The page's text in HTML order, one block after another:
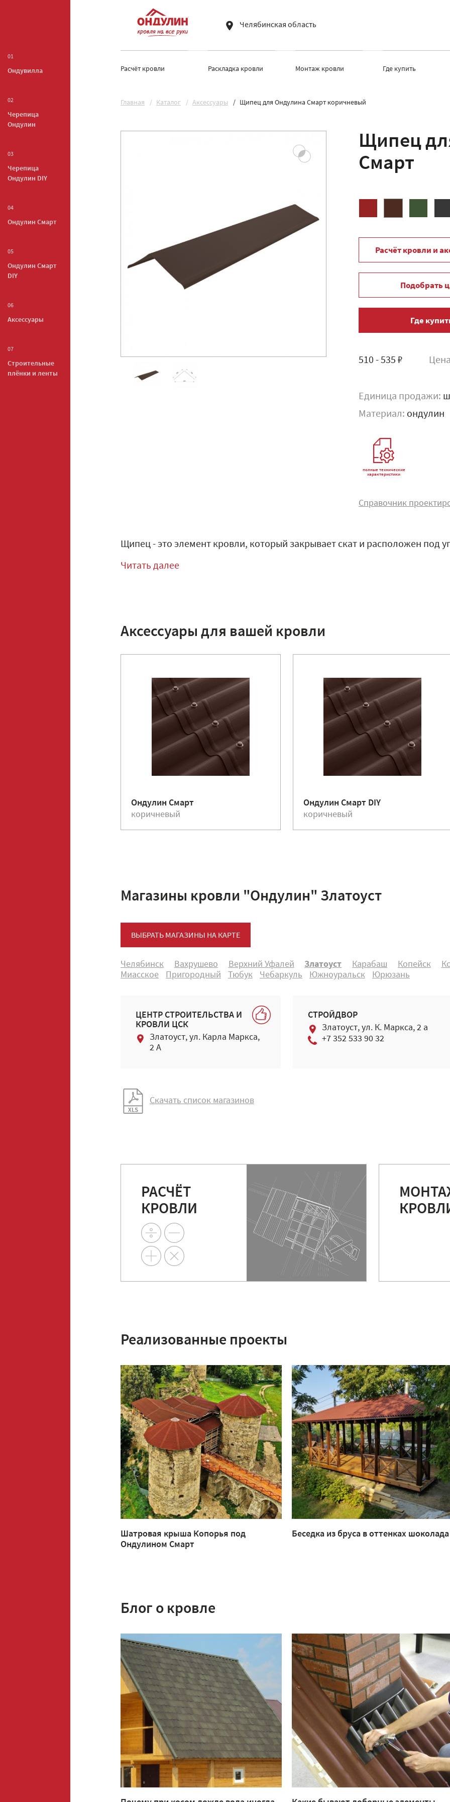
01
Ондувилла
02
Черепица
Ондулин
03
Черепица
Ондулин DIY
04
Ондулин Смарт
05
Ондулин Смарт
DIY
06
Аксессуары
07
Строительные
плёнки и ленты
Челябинская область
Расчёт кровли Раскладка кровли Монтаж кровли Где купить
Главная Каталог Аксессуары Щипец для Ондулина Смарт коричневый
Щипец
Смарт
Расчёт кровли и
Подобрать
Где
510 - 535 ₽
Единица продажи:
Материал: ондулин
полные технические
характеристики
Справочник
Щипец - это элемент кровли, который закрывает скат и расположен под
Читать далее
Аксессуары для вашей кровли
Ондулин Смарт
коричневый
Ондулин Смарт DIY
коричневый
Магазины кровли "Ондулин" Златоуст
ВЫБРАТЬ МАГАЗИНЫ НА КАРТЕ
Челябинск Вахрушево Верхний Уфалей Златоуст Карабаш Копейск
Миасское
Пригородный Тюбук Чебаркуль Южноуральск Юрюзань
ЦЕНТР СТРОИТЕЛЬСТВА И
КРОВЛИ ЦСК
Златоуст, ул. Карла Маркса,
2 А
СТРОЙДВОР
Златоуст, ул. К. Маркса, 2 а
+7 352 533 90 32
Скачать список магазинов
РАСЧЁТ
КРОВЛИ
Реализованные проекты
Шатровая крыша Копорья под
Ондулином Смарт
Беседка из бруса в оттенках шоколада
Блог о кровле